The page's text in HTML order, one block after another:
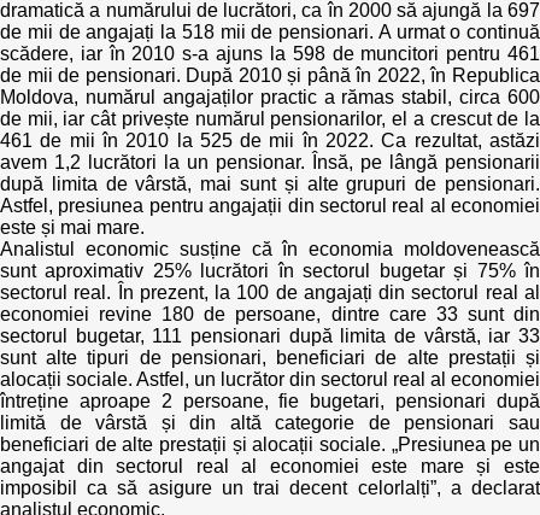
dramatică a numărului de lucrători, ca în 2000 să ajungă la 697
de mii de angajați la 518 mii de pensionari. A urmat o continuă
scădere, iar în 2010 s-a ajuns la 598 de muncitori pentru 461
de mii de pensionari. După 2010 și până în 2022, în Republica
Moldova, numărul angajaților practic a rămas stabil, circa 600
de mii, iar cât privește numărul pensionarilor, el a crescut de la
461 de mii în 2010 la 525 de mii în 2022. Ca rezultat, astăzi
avem 1,2 lucrători la un pensionar. Însă, pe lângă pensionarii
după limita de vârstă, mai sunt și alte grupuri de pensionari.
Astfel, presiunea pentru angajații din sectorul real al economiei
este și mai mare.
Analistul economic susține că în economia moldovenească
sunt aproximativ 25% lucrători în sectorul bugetar și 75% în
sectorul real. În prezent, la 100 de angajați din sectorul real al
economiei revine 180 de persoane, dintre care 33 sunt din
sectorul bugetar, 111 pensionari după limita de vârstă, iar 33
sunt alte tipuri de pensionari, beneficiari de alte prestații și
alocații sociale. Astfel, un lucrător din sectorul real al economiei
întreține aproape 2 persoane, fie bugetari, pensionari după
limită de vârstă și din altă categorie de pensionari sau
beneficiari de alte prestații și alocații sociale. „Presiunea pe un
angajat din sectorul real al economiei este mare și este
imposibil ca să asigure un trai decent celorlalți”, a declarat
analistul economic.